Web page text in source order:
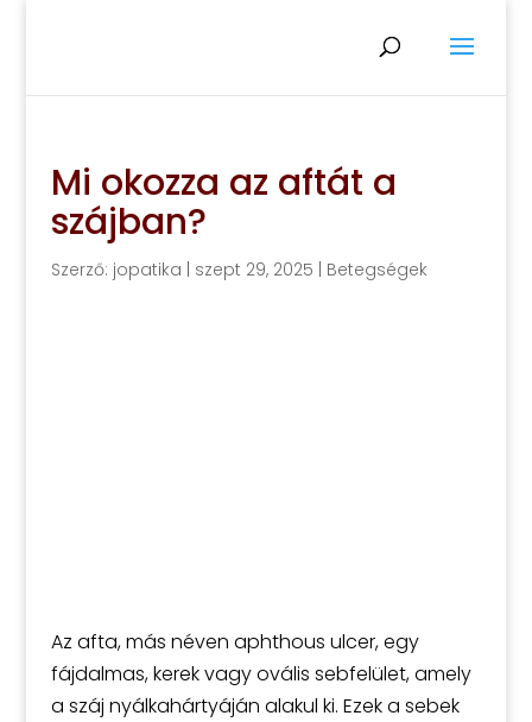
Mi okozza az aftát a
szájban?
Szerző: jopatika szept 29, 2025 Betegségek
Az afta, más néven aphthous ulcer, egy
fájdalmas, kerek vagy ovális sebfelület, amely
a száj nyálkahártyáján alakul ki. Ezek a sebek